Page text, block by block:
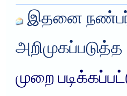
இதனை
அறிமுகப்படுத்த
முறை